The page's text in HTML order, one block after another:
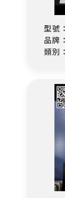
型號
品牌
類別